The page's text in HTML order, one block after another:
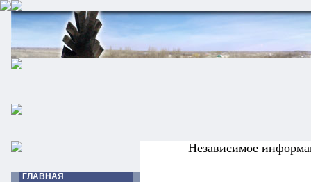
Независимое
ГЛАВНАЯ